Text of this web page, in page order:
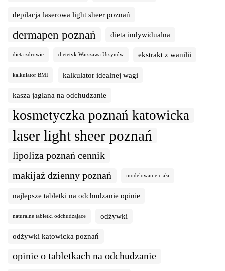
depilacja laserowa light sheer poznań
dermapen poznań dieta indywidualna
dieta zdrowie dietetyk Warszawa Ursynów ekstrakt z wanilii
kalkulator BMI kalkulator idealnej wagi
kasza jaglana na odchudzanie
kosmetyczka poznań katowicka
laser light sheer poznań
lipoliza poznań cennik
makijaż dzienny poznań
modelowanie ciała
najlepsze tabletki na odchudzanie opinie
naturalne tabletki odchudzające odżywki
odżywki katowicka poznań
opinie o tabletkach na odchudzanie